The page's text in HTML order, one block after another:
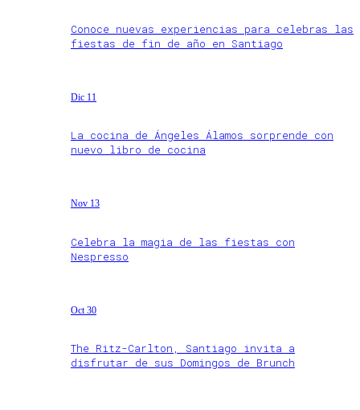
Conoce nuevas experiencias para celebras las
fiestas de fin de año en Santiago
Dic 11
La cocina de Ángeles Álamos sorprende con
nuevo libro de cocina
Nov 13
Celebra la magia de las fiestas con
Nespresso
Oct 30
The Ritz-Carlton, Santiago invita a
disfrutar de sus Domingos de Brunch